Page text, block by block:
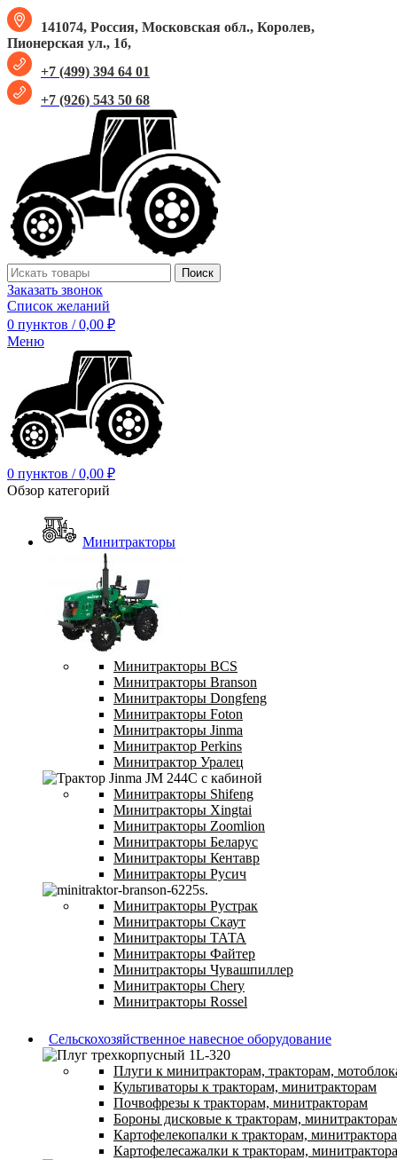
141074, Россия, Московская обл., Королев,
Пионерская ул., 1б,
+7 (499) 394 64 01
+7 (926) 543 50 68
Поиск
Заказать звонок
Список желаний
0 пунктов / 0,00 ₽
Меню
0 пунктов / 0,00 ₽
Обзор категорий
Минитракторы
Минитракторы BCS
Минитракторы Branson
Минитракторы Dongfeng
Минитракторы Foton
Минитракторы Jinma
Минитрактор Perkins
Минитрактор Уралец
Минитракторы Shifeng
Минитракторы Xingtai
Минитракторы Zoomlion
Минитракторы Беларус
Минитракторы Кентавр
Минитракторы Русич
Минитракторы Рустрак
Минитракторы Скаут
Минитракторы ТАТА
Минитракторы Файтер
Минитракторы Чувашпиллер
Минитракторы Chery
Минитракторы Rossel
Сельскохозяйственное навесное оборудование
Плуги к минитракторам, тракторам,
Культиваторы к тракторам, минитракторам
Почвофрезы к тракторам, минитракторам
Бороны дисковые к тракторам,
Картофелекопалки к тракторам,
Картофелесажалки к тракторам,